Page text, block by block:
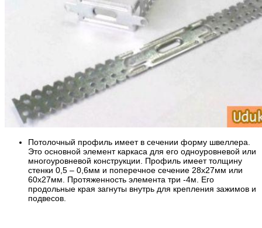
Потолочный профиль имеет в сечении форму швеллера.
Это основной элемент каркаса для его одноуровневой или
многоуровневой конструкции. Профиль имеет толщину
стенки 0,5 – 0,6мм и поперечное сечение 28х27мм или
60х27мм. Протяженность элемента три -4м. Его
продольные края загнуты внутрь для крепления зажимов и
подвесов.